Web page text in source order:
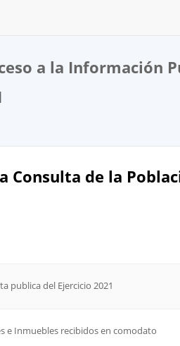
a la Información
Consulta de la
publica del Ejercicio 2021
e Inmuebles recibidos en comodato